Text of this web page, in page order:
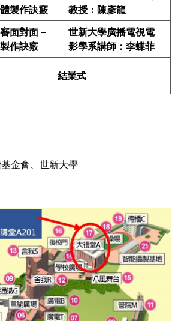
製作訣竅
教授：陳彥龍
面對面 –
作訣竅
世新大學廣播電視電
影學系講師：李蝶菲
結業式
金會、世新大學